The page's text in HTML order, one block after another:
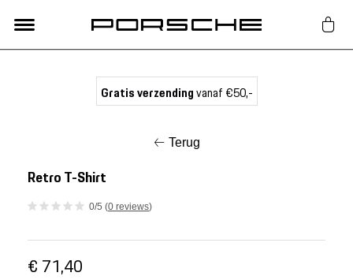
Nieuw
Acties
Gratis verzendingvanaf €50,-
Terug
Retro T-Shirt
0/5 (0 reviews)
€ 71,40